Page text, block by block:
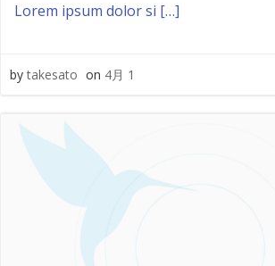
Lorem ipsum dolor si […]
by takesato on 4月 1